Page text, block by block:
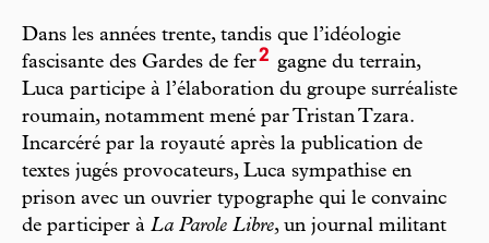
Dans les années trente, tandis que l’idéologie
fascisante des Gardes de fer2 gagne du terrain,
Luca participe à l’élaboration du groupe surréaliste
roumain, notamment mené par Tristan Tzara.
Incarcéré par la royauté après la publication de
textes jugés provocateurs, Luca sympathise en
prison avec un ouvrier typographe qui le convainc
de participer à La Parole Libre, un journal militant